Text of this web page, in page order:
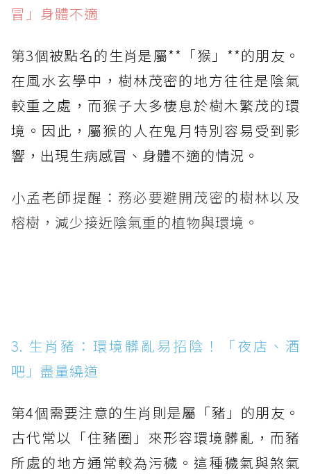
冒」身體不適
第3個被點名的生肖是屬**「猴」**的朋友。
在風水玄學中，樹林茂密的地方往往是陰氣
較重之處，而猴子大多棲息於樹木繁茂的環
境。因此，屬猴的人在鬼月特別容易受到影
響，出現生病感冒、身體不適的情況。
小孟老師提醒：務必要避開茂密的樹林以及
榕樹，減少接近陰氣重的植物與環境。
3. 生肖豬：環境髒亂易招陰！「夜店、酒
吧」盡量繞道
第4個需要注意的生肖則是屬「豬」的朋友。
古代常以「住豬圈」來形容環境髒亂，而豬
所處的地方通常較為污穢。這種穢氣與煞氣